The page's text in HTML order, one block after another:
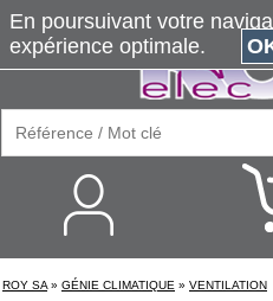
ROY SA » GÉNIE CLIMATIQUE » VENTILATION
En poursuivant votre
expérience optimale.